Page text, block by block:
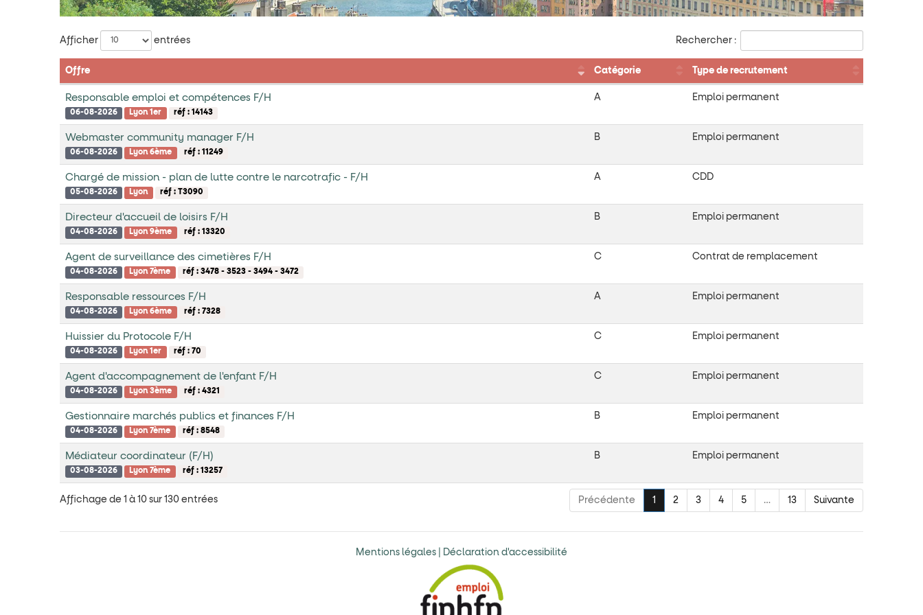
Liste
des
offres
Afficher entrées Rechercher :
Offre Catégorie Type de recrutement
Responsable emploi et compétences F/H
06-08-2026 Lyon 1er réf : 14143
A Emploi permanent
Webmaster community manager F/H
06-08-2026 Lyon 6ème réf : 11249
B Emploi permanent
Chargé de mission - plan de lutte contre le narcotrafic - F/H
05-08-2026 Lyon réf : T3090
A CDD
Directeur d'accueil de loisirs F/H
04-08-2026 Lyon 9ème réf : 13320
B Emploi permanent
Agent de surveillance des cimetières F/H
04-08-2026 Lyon 7ème réf : 3478 - 3523 - 3494 - 3472
C Contrat de remplacement
Responsable ressources F/H
04-08-2026 Lyon 6ème réf : 7328
A Emploi permanent
Huissier du Protocole F/H
04-08-2026 Lyon 1er réf : 70
C Emploi permanent
Agent d'accompagnement de l'enfant F/H
04-08-2026 Lyon 3ème réf : 4321
C Emploi permanent
Gestionnaire marchés publics et finances F/H
04-08-2026 Lyon 7ème réf : 8548
B Emploi permanent
Médiateur coordinateur (F/H)
03-08-2026 Lyon 7ème réf : 13257
B Emploi permanent
Affichage de 1 à 10 sur 130 entrées Précédente 1 2 3 4 5 … 13 Suivante
Mentions légales | Déclaration d'accessibilité